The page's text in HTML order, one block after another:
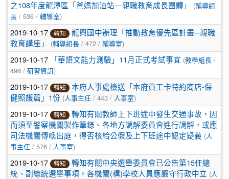
之108年度龍潭區「爸媽加油站—親職教育成長團體」
(輔導組
長 / 536 / 輔導室)
2019-10-17 轉知
龍興國中辦理「推動教育優先區計畫─親職
教育講座」
(輔導組長 / 472 / 輔導室)
2019-10-17 「華語文能力測驗」11月正式考試事宜 (教學組長 /
496 / 研習資訊)
2019-10-17 轉知
本府人事處檢送「本府員工卡特約商店-保
健照護篇」1份 (人事主任 / 443 / 人事室)
2019-10-17 轉知
轉知有關教師上下班途中發生交通事故，因
而須至警察機關製作筆錄、各地方調解委員會進行調解，或應
司法機關傳喚出庭，得否核給公假及上下班途中認定疑義 (人
事主任 / 576 / 人事室)
2019-10-17 轉知
轉知有關中央選舉委員會已公告第15任總
統、副總統選舉事項，各機關(構)學校人員應嚴守行政中立 (人